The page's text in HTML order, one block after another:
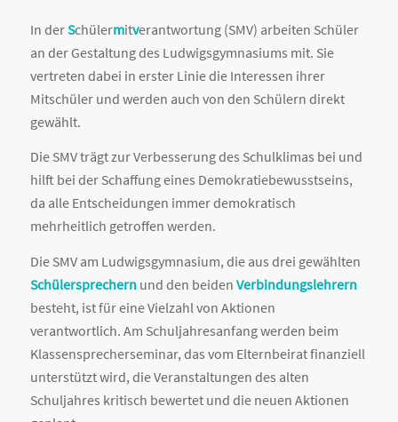
In derSchülermitverantwortung (SMV) arbeiten Schüler
an der Gestaltung des Ludwigsgymnasiums mit. Sie
vertreten dabei in erster Linie die Interessen ihrer
Mitschüler und werden auch von den Schülern direkt
gewählt.
Die SMV trägt zur Verbesserung des Schulklimas bei und
hilft bei der Schaffung eines Demokratiebewusstseins,
da alle Entscheidungen immer demokratisch
mehrheitlich getroffen werden.
Die SMV am Ludwigsgymnasium, die aus drei gewählten
Schülersprechernund den beiden Verbindungslehrern
besteht, ist für eine Vielzahl von Aktionen
verantwortlich. Am Schuljahresanfang werden beim
Klassensprecherseminar, das vom Elternbeirat finanziell
unterstützt wird, die Veranstaltungen des alten
Schuljahres kritisch bewertet und die neuen Aktionen